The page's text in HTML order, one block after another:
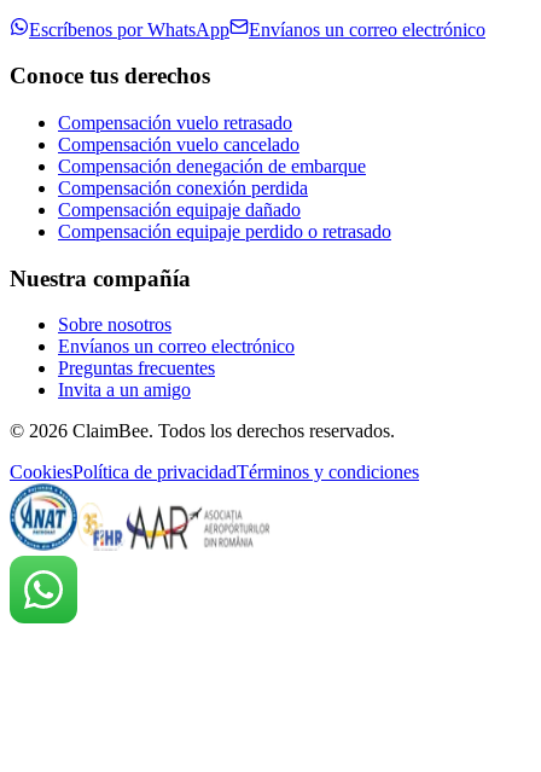
Escríbenos por WhatsApp Envíanos un correo electrónico
Conoce tus derechos
Compensación vuelo retrasado
Compensación vuelo cancelado
Compensación denegación de embarque
Compensación conexión perdida
Compensación equipaje dañado
Compensación equipaje perdido o retrasado
Nuestra compañía
Sobre nosotros
Envíanos un correo electrónico
Preguntas frecuentes
Invita a un amigo
© 2026 ClaimBee. Todos los derechos reservados.
CookiesPolítica de privacidadTérminos y condiciones